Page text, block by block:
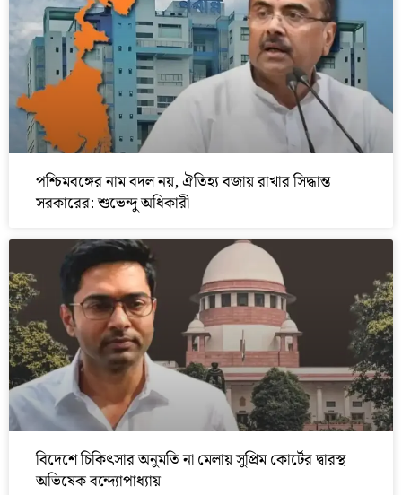
পশ্চিমবঙ্গের নাম বদল নয়, ঐতিহ্য বজায় রাখার সিদ্ধান্ত
সরকারের: শুভেন্দু অধিকারী
বিদেশে চিকিৎসার অনুমতি না মেলায় সুপ্রিম কোর্টের দ্বারস্থ
অভিষেক বন্দ্যোপাধ্যায়